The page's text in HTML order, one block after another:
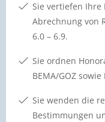
Sie vertiefen
Abrechnung von
6.0 – 6.9.
Sie ordnen
BEMA/GOZ
Sie wenden die
Bestimmungen